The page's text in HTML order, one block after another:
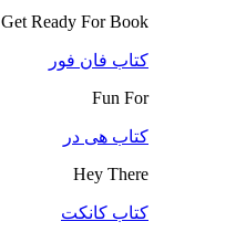
Get Ready For Book
کتاب فان فور
Fun For
کتاب هی در
Hey There
کتاب کانکت